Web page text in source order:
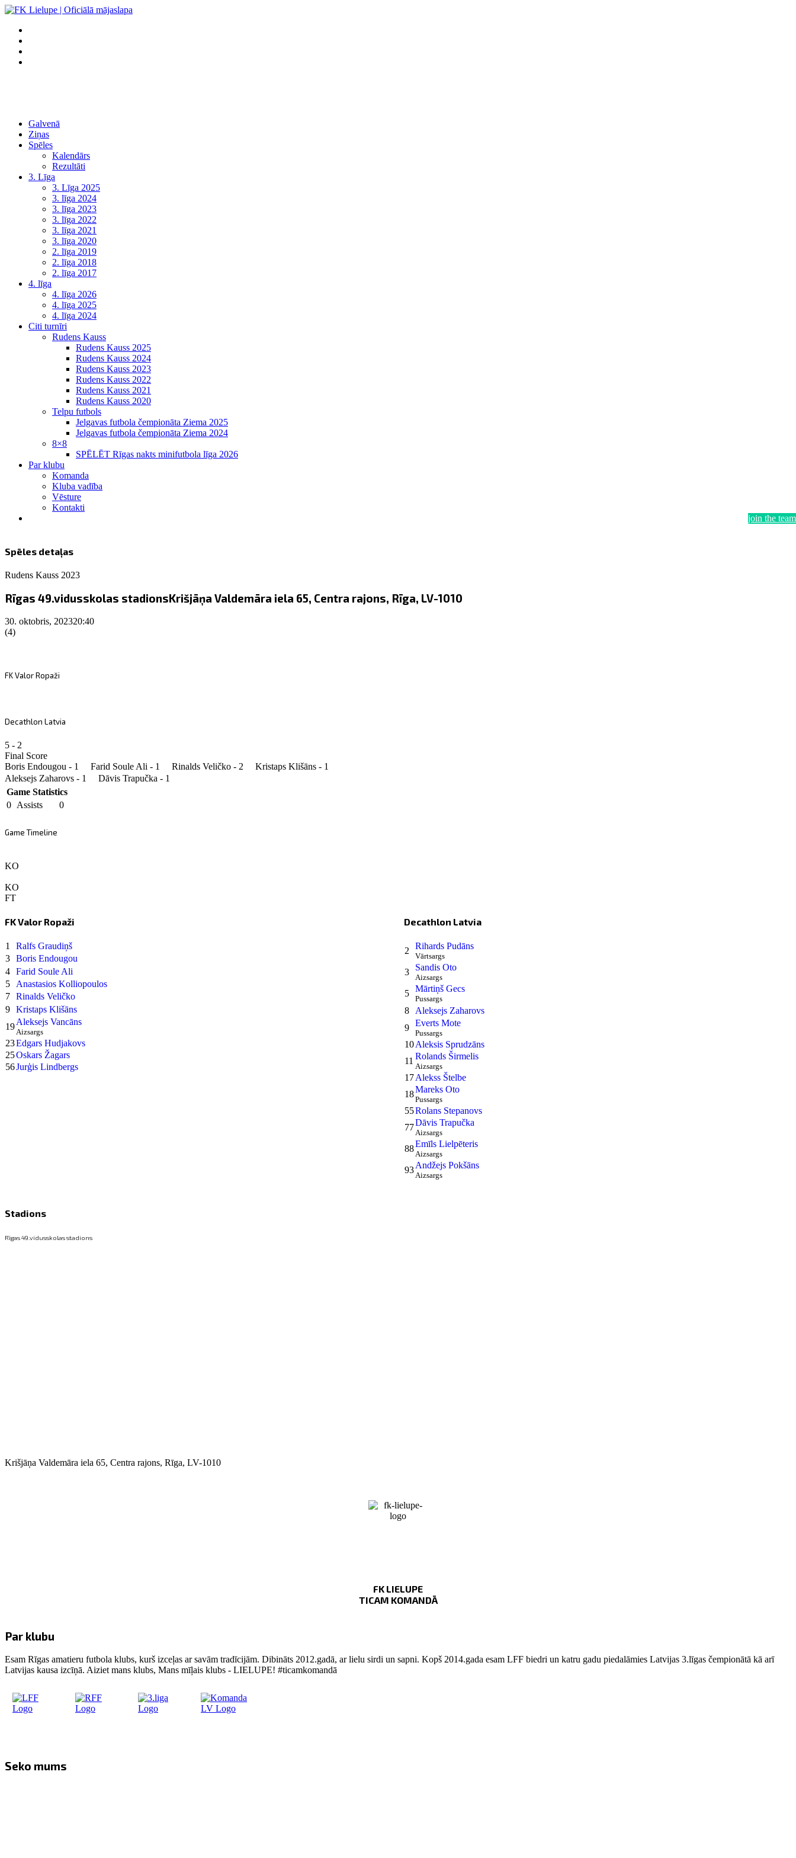
Galvenā
Ziņas
Spēles
Kalendārs
Rezultāti
3. Līga
3. Līga 2025
3. līga 2024
3. līga 2023
3. līga 2022
3. līga 2021
3. līga 2020
2. līga 2019
2. līga 2018
2. līga 2017
4. līga
4. līga 2026
4. līga 2025
4. līga 2024
Citi turnīri
Rudens Kauss
Rudens Kauss 2025
Rudens Kauss 2024
Rudens Kauss 2023
Rudens Kauss 2022
Rudens Kauss 2021
Rudens Kauss 2020
Telpu futbols
Jelgavas futbola čempionāta Ziema 2025
Jelgavas futbola čempionāta Ziema 2024
8×8
SPĒLĒT Rīgas nakts minifutbola līga 2026
Par klubu
Komanda
Kluba vadība
Vēsture
Kontakti
join the team
Spēles detaļas
Rudens Kauss 2023
Rīgas 49.vidusskolas stadionsKrišjāņa Valdemāra iela 65, Centra rajons, Rīga, LV-1010
30. oktobris, 202320:40
(4)
FK Valor Ropaži
Decathlon Latvia
5 - 2
Final Score
Boris Endougou - 1
Farid Soule Ali - 1 Rinalds Veličko - 2
Kristaps Klišāns - 1
Aleksejs Zaharovs - 1
Dāvis Trapučka - 1
Game Statistics
0 Assists 0
Game Timeline
KO
KO
FT
FK Valor Ropaži
1
Ralfs Graudiņš
3 Boris Endougou
4 Farid Soule Ali
5
Anastasios Kolliopoulos
7 Rinalds Veličko
9 Kristaps Klišāns
19Aleksejs Vancāns
Aizsargs
23Edgars Hudjakovs
25Oskars Žagars
56Jurģis Lindbergs
Decathlon Latvia
2 Rihards Pudāns
Vārtsargs
3 Sandis Oto
Aizsargs
5 Mārtiņš Gecs
Pussargs
8
Aleksejs Zaharovs
9 Everts Mote
Pussargs
10Aleksis Sprudzāns
11 Rolands Širmelis
Aizsargs
17Alekss Štelbe
18Mareks Oto
Pussargs
55Rolans Stepanovs
77Dāvis Trapučka
Aizsargs
88Emīls Lielpēteris
Aizsargs
93Andžejs Pokšāns
Aizsargs
Stadions
Rīgas 49.vidusskolas stadions
Krišjāņa Valdemāra iela 65, Centra rajons, Rīga, LV-1010
FK LIELUPE
TICAM KOMANDĀ
Par klubu
Esam Rīgas amatieru futbola klubs, kurš izceļas ar savām tradīcijām. Dibināts 2012.gadā, ar lielu sirdi un sapni. Kopš 2014.gada esam LFF biedri un katru gadu piedalāmies Latvijas 3.līgas čempionātā kā arī
Latvijas kausa izcīņā. Aiziet mans klubs, Mans mīļais klubs - LIELUPE! #ticamkomandā
Seko mums